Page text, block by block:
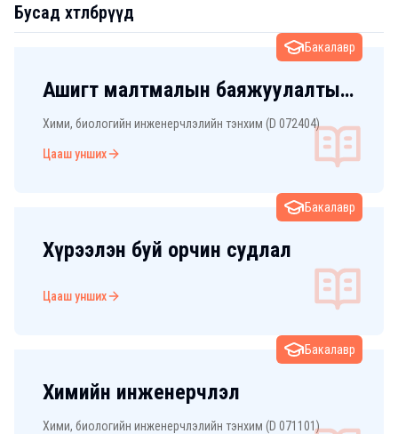
Бусад хөтөлбөрүүд
Бакалавр
Ашигт малтмалын баяжуулалтын
технологи
Хими, биологийн инженерчлэлийн тэнхим (D 072404)
Цааш унших
Бакалавр
Хүрээлэн буй орчин судлал
Цааш унших
Бакалавр
Химийн инженерчлэл
Хими, биологийн инженерчлэлийн тэнхим (D 071101)